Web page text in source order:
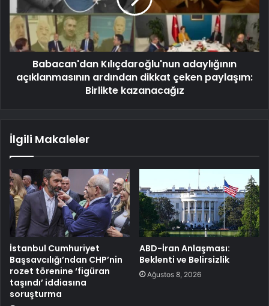
Babacan'dan Kılıçdaroğlu'nun adaylığının
açıklanmasının ardından dikkat çeken paylaşım:
Birlikte kazanacağız
İlgili Makaleler
İstanbul Cumhuriyet
Başsavcılığı’ndan CHP’nin
rozet törenine ‘figüran
taşındı’ iddiasına
soruşturma
ABD-İran Anlaşması:
Beklenti ve Belirsizlik
Ağustos 8, 2026